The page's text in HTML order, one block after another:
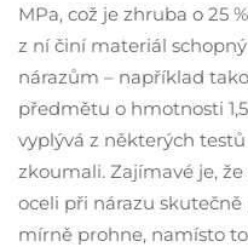
MPa, což je zhruba o 25
z ní činí materiál
nárazům – například
předmětu o hmotnosti
vyplývá z některých
zkoumali. Zajímavé je,
oceli při nárazu
mírně prohne, namísto